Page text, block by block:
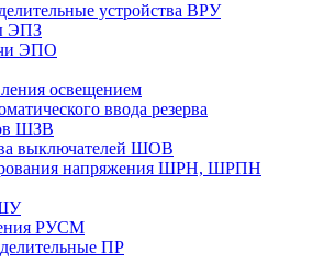
устройства ВРУ
ЭПЗ
ЭПО
освещением
ввода резерва
ШЗВ
выключателей ШОВ
напряжения ШРН, ШРПН
РУСМ
ПР